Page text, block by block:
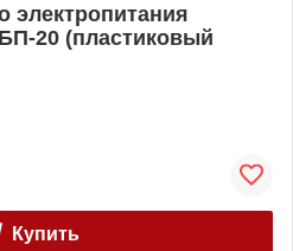
электропитания
20 (пластиковый
Купить